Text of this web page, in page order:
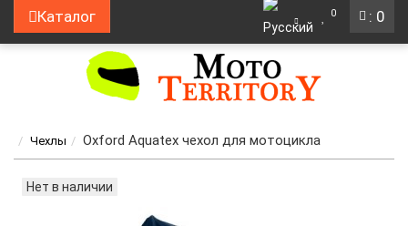
: 0
Каталог 0
Чехлы Oxford Aquatex чехол для мотоцикла
Нет в наличии